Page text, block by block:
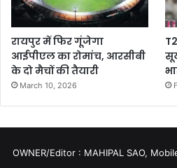
रायपुर में फिर गूंजेगा
आईपीएल का रोमांच, आरसीबी
के दो मैचों की तैयारी
March 10, 2026
OWNER/Editor : MAHIPAL SAO,